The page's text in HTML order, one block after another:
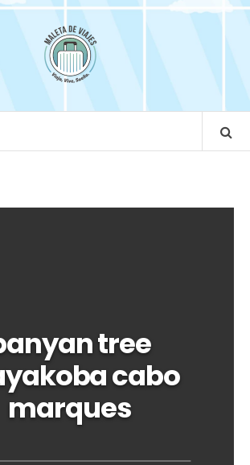
tree
cabo
marques